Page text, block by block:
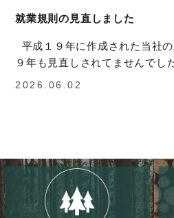
就業規則の見直しました
平成１９年に作成された当社
９年も見直しされてませんでし
2026.06.02